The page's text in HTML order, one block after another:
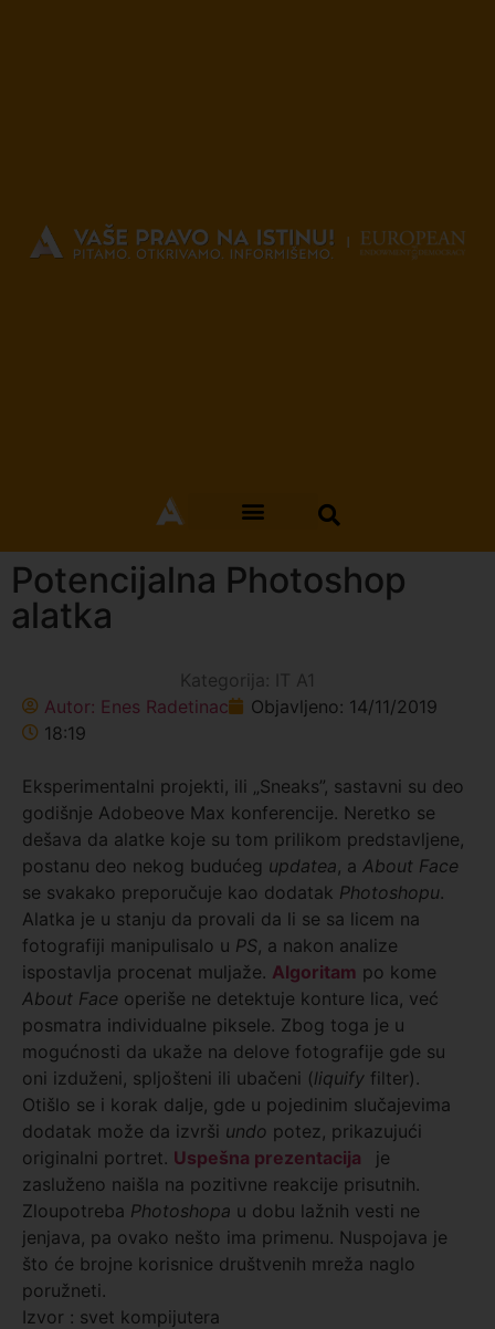
Potencijalna Photoshop
alatka
Kategorija:
IT A1
Autor: Enes Radetinac Objavljeno: 14/11/2019
18:19
Eksperimentalni projekti, ili „Sneaks”, sastavni su deo
godišnje Adobeove Max konferencije. Neretko se
dešava da alatke koje su tom prilikom predstavljene,
postanu deo nekog budućeg updatea, a About Face
se svakako preporučuje kao dodatak Photoshopu.
Alatka je u stanju da provali da li se sa licem na
fotografiji manipulisalo u PS, a nakon analize
ispostavlja procenat muljaže. Algoritam po kome
About Face operiše ne detektuje konture lica, već
posmatra individualne piksele. Zbog toga je u
mogućnosti da ukaže na delove fotografije gde su
oni izduženi, spljošteni ili ubačeni (liquify filter).
Otišlo se i korak dalje, gde u pojedinim slučajevima
dodatak može da izvrši undo potez, prikazujući
originalni portret. Uspešna prezentacija
je
zasluženo naišla na pozitivne reakcije prisutnih.
Zloupotreba Photoshopa u dobu lažnih vesti ne
jenjava, pa ovako nešto ima primenu. Nuspojava je
što će brojne korisnice društvenih mreža naglo
poružneti.
Izvor : svet kompijutera